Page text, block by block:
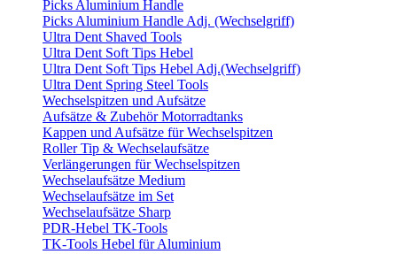
Picks Aluminium Handle
Picks Aluminium Handle Adj. (Wechselgriff)
Ultra Dent Shaved Tools
Ultra Dent Soft Tips Hebel
Ultra Dent Soft Tips Hebel Adj.(Wechselgriff)
Ultra Dent Spring Steel Tools
Wechselspitzen und Aufsätze
Aufsätze & Zubehör Motorradtanks
Kappen und Aufsätze für Wechselspitzen
Roller Tip & Wechselaufsätze
Verlängerungen für Wechselspitzen
Wechselaufsätze Medium
Wechselaufsätze im Set
Wechselaufsätze Sharp
PDR-Hebel TK-Tools
TK-Tools Hebel für Aluminium